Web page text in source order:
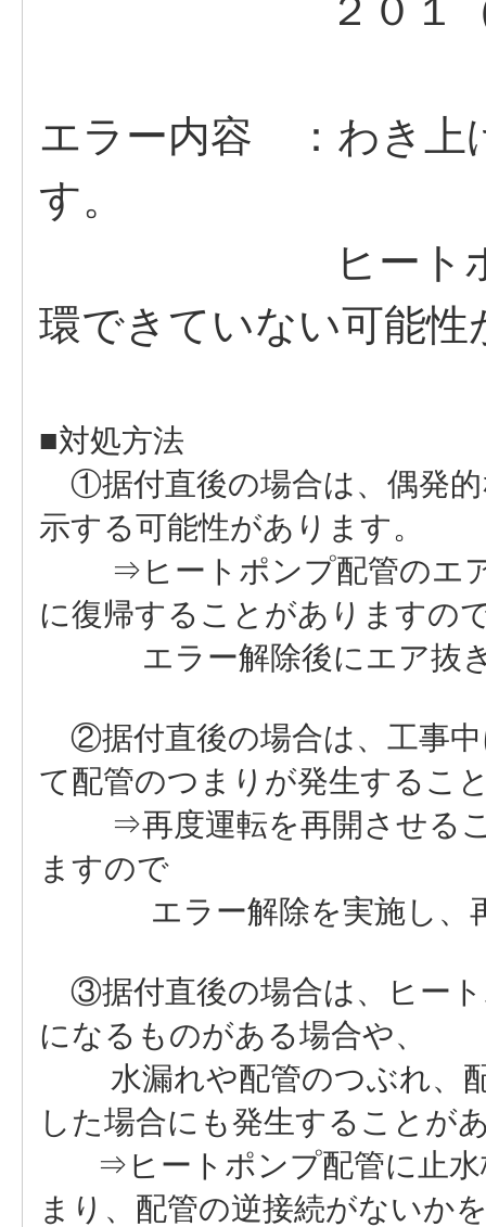
２０１（入水
エラー内容 ：わき上
す。
ヒートポンプ
環できていない可能性
■対処方法
①据付直後の場合は、偶発
示する可能性があります。
⇒ヒートポンプ配管のエア
に復帰することがありますの
エラー解除後にエア抜き
②据付直後の場合は、工事
て配管のつまりが発生するこ
⇒再度運転を再開させるこ
ますので
エラー解除を実施し、
③据付直後の場合は、ヒー
になるものがある場合や、
水漏れや配管のつぶれ、配
した場合にも発生することが
⇒ヒートポンプ配管に止水
まり、配管の逆接続がないか